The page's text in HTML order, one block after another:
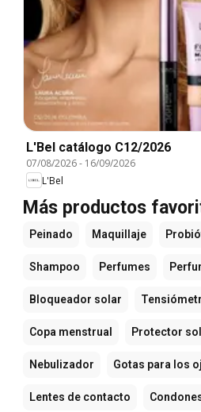
L'Bel catálogo C12/2026
07/08/2026- 16/09/2026
L'Bel
Más productos
Peinado Maquillaje
Shampoo Perfumes
Bloqueador solar
Copa menstrual Protector
Nebulizador Gotas para los
Lentes de contacto